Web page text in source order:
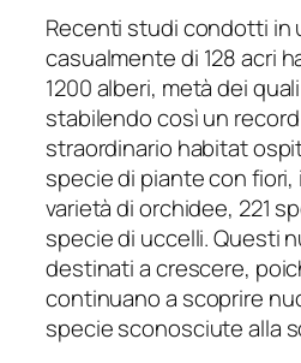
Recenti studi condotti in
casualmente di 128 acri
1200 alberi, metà dei
stabilendo così un
straordinario habitat
specie di piante con fiori,
varietà di orchidee, 221
specie di uccelli. Questi
destinati a crescere,
continuano a scoprire
specie sconosciute alla